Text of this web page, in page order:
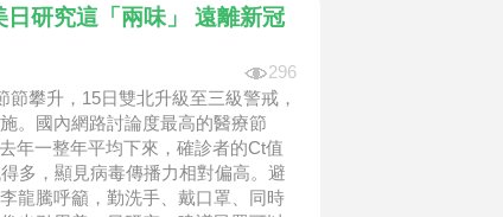
研究這「兩味」 遠離新冠
296
攀升，15日雙北升級至三級警戒，
。國內網路討論度最高的醫療節
年一整年平均下來，確診者的Ct值
多，顯見病毒傳播力相對偏高。避
龍騰呼籲，勤洗手、戴口罩、同時